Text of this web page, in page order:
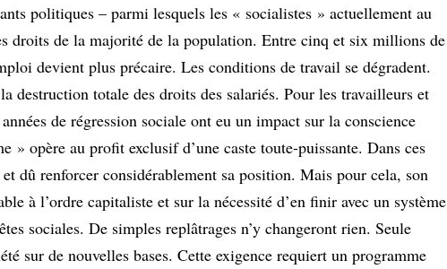
politiques – parmi lesquels les « socialistes » actuellement au
droits de la majorité de la population. Entre cinq et six millions de
devient plus précaire. Les conditions de travail se dégradent.
totale des droits des salariés. Pour les travailleurs et
de régression sociale ont eu un impact sur la conscience
opère au profit exclusif d’une caste toute-puissante. Dans ces
dû renforcer considérablement sa position. Mais pour cela, son
à l’ordre capitaliste et sur la nécessité d’en finir avec un système
sociales. De simples replâtrages n’y changeront rien. Seule
sur de nouvelles bases. Cette exigence requiert un programme